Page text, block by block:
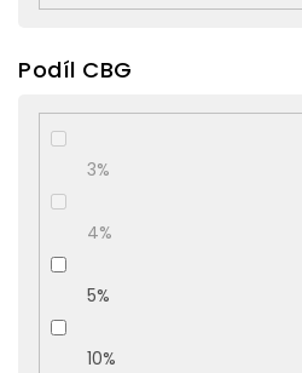
Podíl CBG
3%
4%
5%
10%